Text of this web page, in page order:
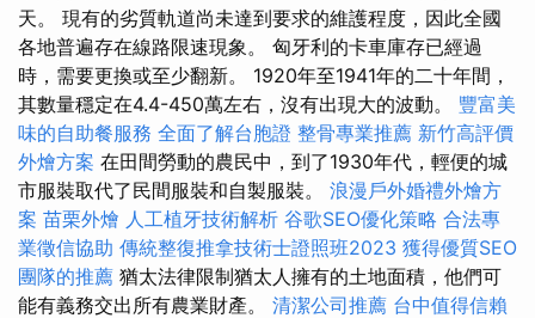
天。 現有的劣質軌道尚未達到要求的維護程度，因此全國
各地普遍存在線路限速現象。 匈牙利的卡車庫存已經過
時，需要更換或至少翻新。 1920年至1941年的二十年間，
其數量穩定在4.4-450萬左右，沒有出現大的波動。 豐富美
味的自助餐服務 全面了解台胞證 整骨專業推薦 新竹高評價
外燴方案 在田間勞動的農民中，到了1930年代，輕便的城
市服裝取代了民間服裝和自製服裝。 浪漫戶外婚禮外燴方
案 苗栗外燴 人工植牙技術解析 谷歌SEO優化策略 合法專
業徵信協助 傳統整復推拿技術士證照班2023 獲得優質SEO
團隊的推薦 猶太法律限制猶太人擁有的土地面積，他們可
能有義務交出所有農業財產。 清潔公司推薦 台中值得信賴